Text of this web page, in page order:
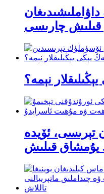
تېرىسى، ئۆيدە